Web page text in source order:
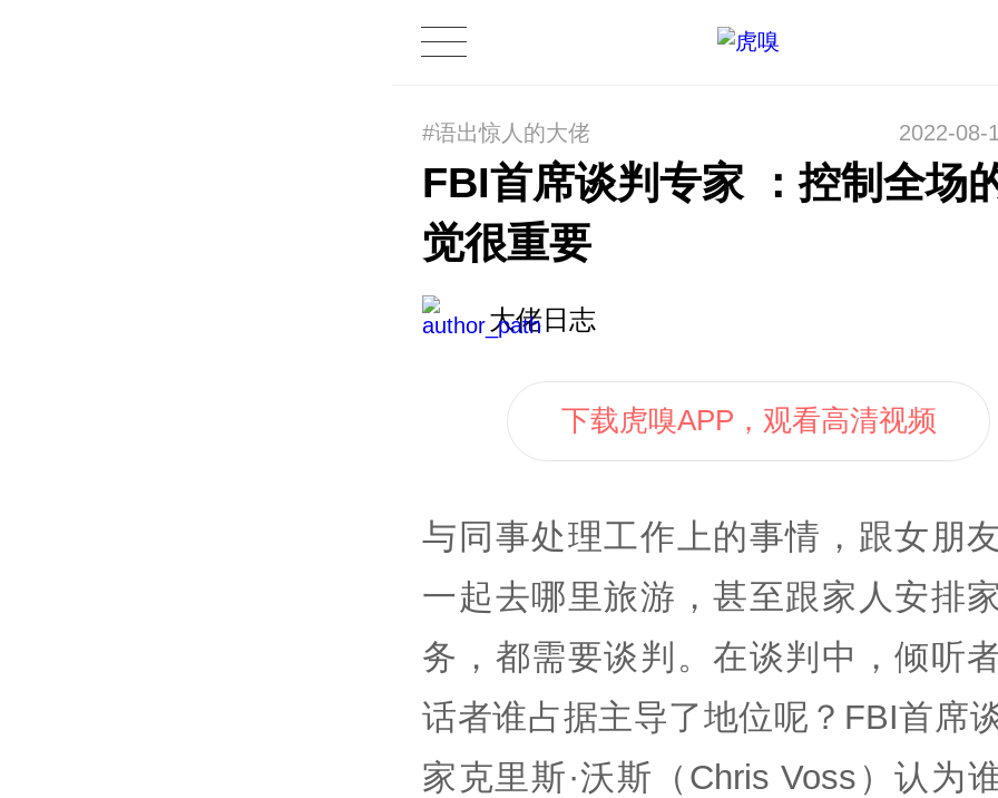
#语出惊人的大佬 2022-08-
FBI首席谈判专家 ：控制全场
觉很重要
大佬日志
下载虎嗅APP，观看高清视频
与同事处理工作上的事情，跟女朋
一起去哪里旅游，甚至跟家人安排
务，都需要谈判。在谈判中，倾听
话者谁占据主导了地位呢？FBI首席
家克里斯·沃斯（Chris Voss）认为